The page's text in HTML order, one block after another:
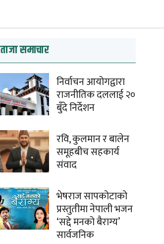
ताजा समाचार
निर्वाचन आयोगद्वारा
राजनीतिक दललाई २०
बुँदे निर्देशन
रवि, कुलमान र बालेन
समूहबीच सहकार्य
संवाद
भेषराज सापकोटाको
प्रस्तुतीमा नेपाली भजन
‘सद्दे मनको बैराग्य’
सार्वजनिक